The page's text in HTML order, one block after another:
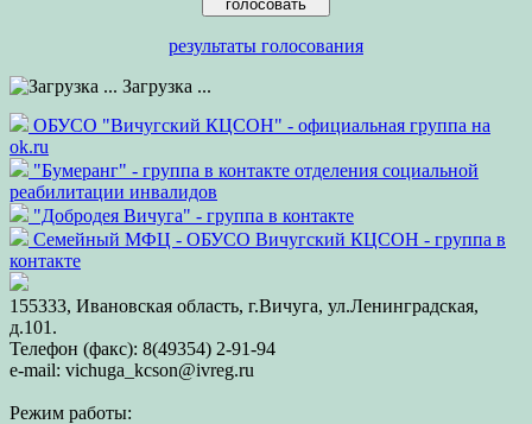
результаты голосования
Загрузка ...
ОБУСО "Вичугский КЦСОН" - официальная группа на
ok.ru
"Бумеранг" - группа в контакте отделения социальной
реабилитации инвалидов
"Добродея Вичуга" - группа в контакте
Семейный МФЦ - ОБУСО Вичугский КЦСОН - группа в
контакте
155333, Ивановская область, г.Вичуга, ул.Ленинградская,
д.101.
Телефон (факс): 8(49354) 2-91-94
e-mail: vichuga_kcson@ivreg.ru
Режим работы: